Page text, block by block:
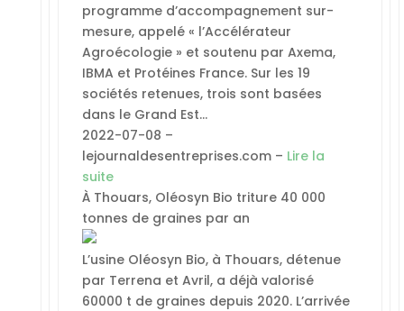
programme d’accompagnement sur-
mesure, appelé « l’Accélérateur
Agroécologie » et soutenu par Axema,
IBMA et Protéines France. Sur les 19
sociétés retenues, trois sont basées
dans le Grand Est…
2022-07-08 –
lejournaldesentreprises.com – Lire la
suite
À Thouars, Oléosyn Bio triture 40 000
tonnes de graines par an
L’usine Oléosyn Bio, à Thouars, détenue
par Terrena et Avril, a déjà valorisé
60000 t de graines depuis 2020. L’arrivée